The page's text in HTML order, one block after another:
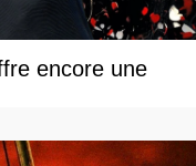
encore une